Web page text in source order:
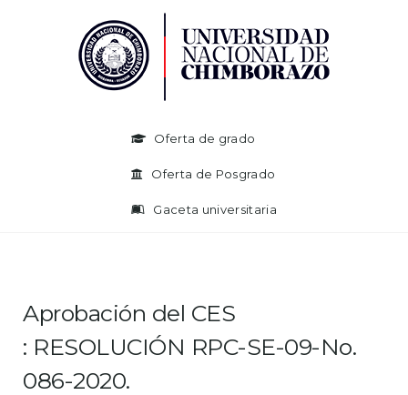
Oferta de grado
Oferta de Posgrado
Gaceta universitaria
Aprobación del CES
: RESOLUCIÓN RPC-SE-09-No.
086-2020.